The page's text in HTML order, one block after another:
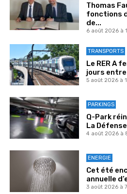
Thomas
fonctions
de...
6 août 2026 à
TRANSPORTS
Le RER A
jours entre
5 août 2026 à
PARKINGS
Q-Park
La Défense
4 août 2026 à
ENERGIE
Cet été
annuelle
3 août 2026 à